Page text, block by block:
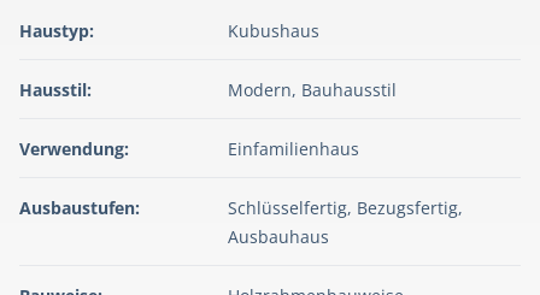
Haustyp: Kubushaus
Hausstil: Modern, Bauhausstil
Verwendung: Einfamilienhaus
Ausbaustufen:
Schlüsselfertig, Bezugsfertig,
Ausbauhaus